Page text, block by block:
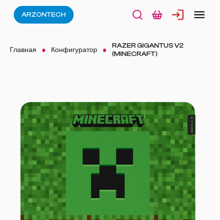
ARZONTECH
Главная Конфигуратор
RAZER GIGANTUS V2
(MINECRAFT)